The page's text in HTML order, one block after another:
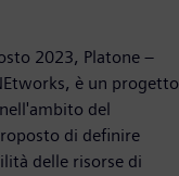
2023, Platone –
è un progetto
del
di definire
delle risorse di